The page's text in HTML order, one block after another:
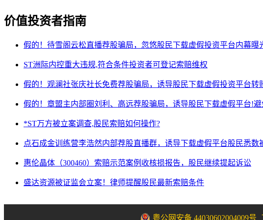
价值投资者指南
假的！待雪阁云松直播荐股骗局，忽悠股民下载虚假投资平台内幕曝
ST洲际内控重大违规,符合条件投资者可登记索赔维权
假的！观澜社张庆社长免费荐股骗局，诱导股民下载虚假投资平台转
假的！章盟主内部圈刘利、高远荐股骗局，诱导股民下载虚假平台!避
*ST万方被立案调查,股民索赔如何操作?
点石成金训练营李浩然内部荐股直播群，诱导下载虚假平台股民悉数
惠伦晶体（300460）索赔示范案例收核损报告，股民继续提起诉讼
盛达资源被证监会立案！律师提醒股民最新索赔条件
粤公网安备 44030602004009号